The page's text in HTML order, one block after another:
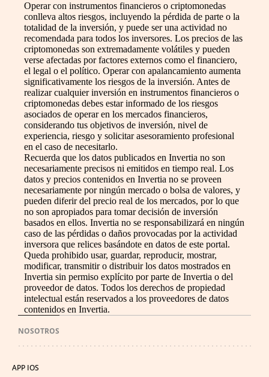
Operar con instrumentos financieros o criptomonedas
conlleva altos riesgos, incluyendo la pérdida de parte o la
totalidad de la inversión, y puede ser una actividad no
recomendada para todos los inversores. Los precios de las
criptomonedas son extremadamente volátiles y pueden
verse afectadas por factores externos como el financiero,
el legal o el político. Operar con apalancamiento aumenta
significativamente los riesgos de la inversión. Antes de
realizar cualquier inversión en instrumentos financieros o
criptomonedas debes estar informado de los riesgos
asociados de operar en los mercados financieros,
considerando tus objetivos de inversión, nivel de
experiencia, riesgo y solicitar asesoramiento profesional
en el caso de necesitarlo.
Recuerda que los datos publicados en Invertia no son
necesariamente precisos ni emitidos en tiempo real. Los
datos y precios contenidos en Invertia no se proveen
necesariamente por ningún mercado o bolsa de valores, y
pueden diferir del precio real de los mercados, por lo que
no son apropiados para tomar decisión de inversión
basados en ellos. Invertia no se responsabilizará en ningún
caso de las pérdidas o daños provocadas por la actividad
inversora que relices basándote en datos de este portal.
Queda prohibido usar, guardar, reproducir, mostrar,
modificar, transmitir o distribuir los datos mostrados en
Invertia sin permiso explícito por parte de Invertia o del
proveedor de datos. Todos los derechos de propiedad
intelectual están reservados a los proveedores de datos
contenidos en Invertia.
NOSOTROS
APP IOS